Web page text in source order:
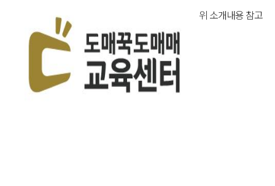
위 소개내용 참고